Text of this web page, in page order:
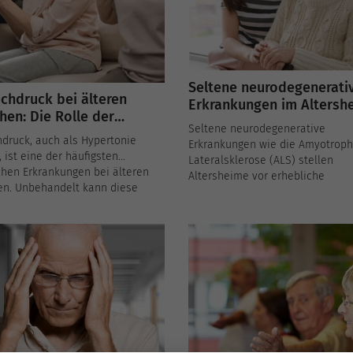
bei älteren
Die Rolle der
in der täglichen
auch als Hypertonie
ist eine der häufigsten
Erkrankungen bei älteren
Unbehandelt kann diese
Herzinfarkte oder
verursachen.
spielen eine zentrale Rolle
und Betreuung von
mit Bluthochdruck, um deren
und Lebensqualität zu
Seltene
Erkrankungen im
Herausforderungen und
Lösungen
Seltene neurodegenerative
Erkrankungen wie die
Lateralsklerose (ALS) stellen
Altersheime vor erhebliche
spezialisierte Pflege, um die
Lebensqualität der betroffenen
Bewohner zu erhalten. In
beleuchten wir die besonderen
Anforderungen und zeigen
die in Altersheimen umgesetzt
können.